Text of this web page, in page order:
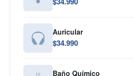
Auricular
$34.990
Baño Químico